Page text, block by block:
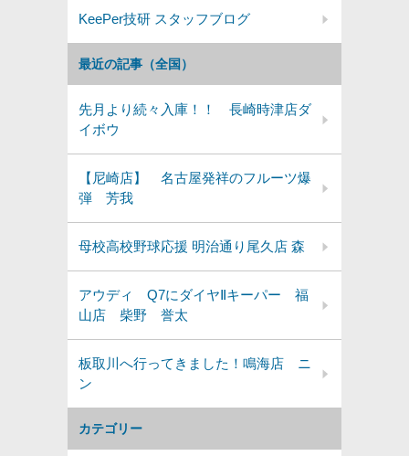
カテゴリー
最近の記事（全国）
先月より続々入庫！！ 長崎時津店ダ
イボウ
【尼崎店】 名古屋発祥のフルーツ爆
弾 芳我
母校高校野球応援 明治通り尾久店 森
アウディ Q7にダイヤⅡキーパー 福
山店 柴野 誉太
板取川へ行ってきました！鳴海店 ニ
ン
KeePer技研 スタッフブログ